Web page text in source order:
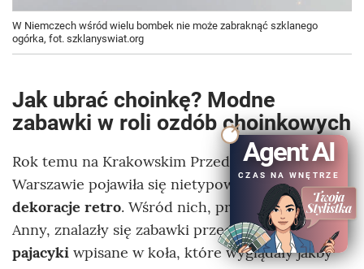
W Niemczech wśród wielu bombek nie może zabraknąć szklanego
ogórka, fot. szklanyswiat.org
Jak ubrać choinkę? Modne
zabawki w roli ozdób choinkowych
Rok temu na Krakowskim Przedmieściu w
Warszawie pojawiła się nietypowa iluminacja, tj.
dekoracje retro. Wśród nich, przy kościele Św.
Anny, znalazły się zabawki przedstawiające
pajacyki wpisane w koła, które wyglądały jakby
Agent AI
CZAS NA WNĘTRZE